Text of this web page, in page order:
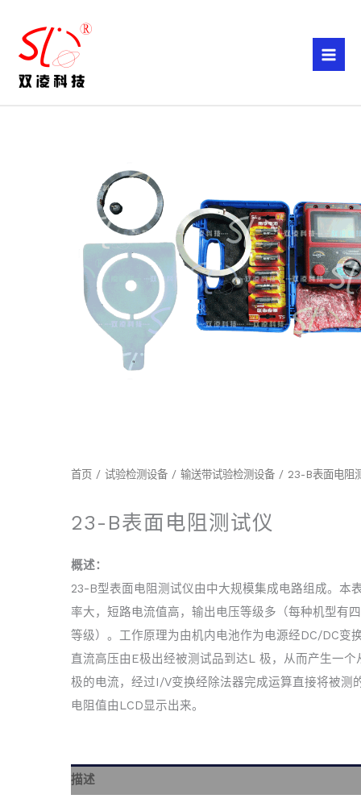
首页 / 试验检测设备 / 输送带试验检测设备 / 23-B表面电阻
23-B表面电阻测试仪
概述：
23-B型表面电阻测试仪由中大规模集成电路组成。本
率大，短路电流值高，输出电压等级多（每种机型有
等级）。工作原理为由机内电池作为电源经DC/DC变
直流高压由E极出经被测试品到达L 极，从而产生一个
极的电流，经过I/V变换经除法器完成运算直接将被测
电阻值由LCD显示出来。
描述